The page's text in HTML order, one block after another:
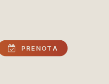
PRE NOTA